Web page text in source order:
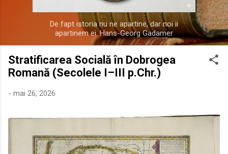
De fapt istoria nu ne apartine, dar noi ii
apartinem ei. Hans-Georg Gadamer
Stratificarea Socială în Dobrogea
Romană (Secolele I–III p.Chr.)
- mai 26, 2026